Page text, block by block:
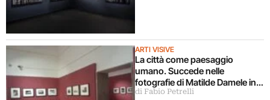
ARTI VISIVE
La città come paesaggio
umano. Succede nelle
fotografie di Matilde Damele in
mostra a Roma
di Fabio Petrelli